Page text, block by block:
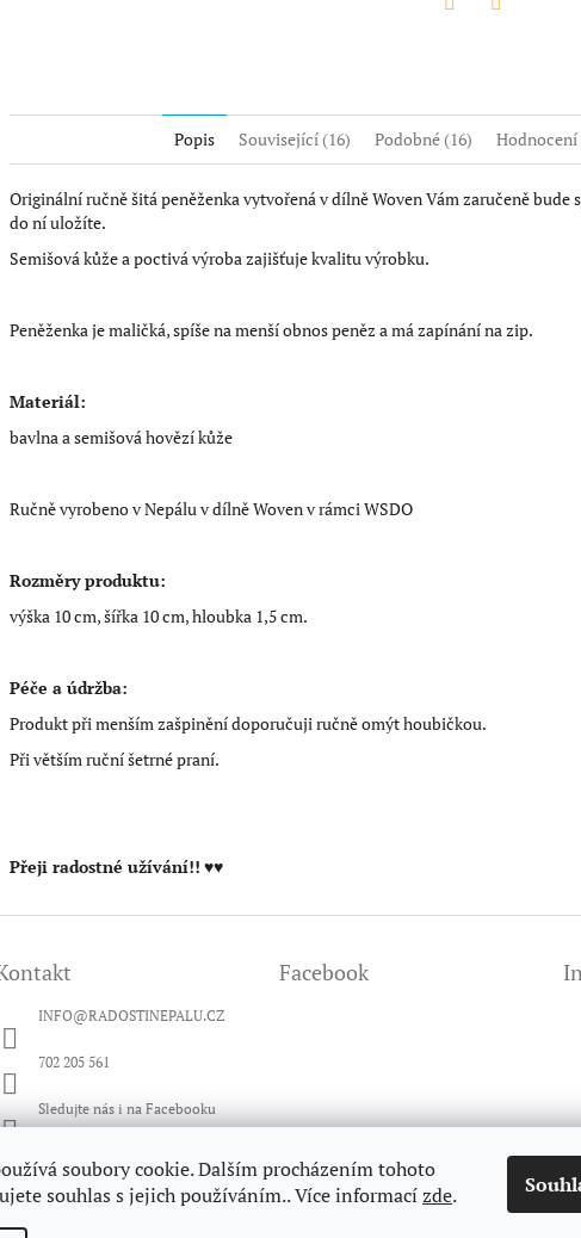
soubory cookie. Dalším procházením tohoto
souhlas s jejich používáním.. Více informacízde.
Popis Související (16) Podobné (16) Hodnocení
Originální ručně šitá peněženka vytvořená v dílně Woven Vám zaručeně bude
do ní uložíte.
Semišová kůže a poctivá výroba zajišťuje kvalitu výrobku.
Peněženka je maličká, spíše na menší obnos peněz a má zapínání na zip.
Materiál:
bavlna a semišová hovězí kůže
Ručně vyrobeno v Nepálu v dílně Woven v rámci WSDO
Rozměry produktu:
výška 10 cm, šířka 10 cm, hloubka 1,5 cm.
Péče a údržba:
Produkt při menším zašpinění doporučuji ručně omýt houbičkou.
Při větším ruční šetrné praní.
Přeji radostné užívání!! ♥♥
INFO@RADOSTINEPALU.CZ
702 205 561
Sledujte nás i na Facebooku
Sledujte nás i na YouTube
Facebook